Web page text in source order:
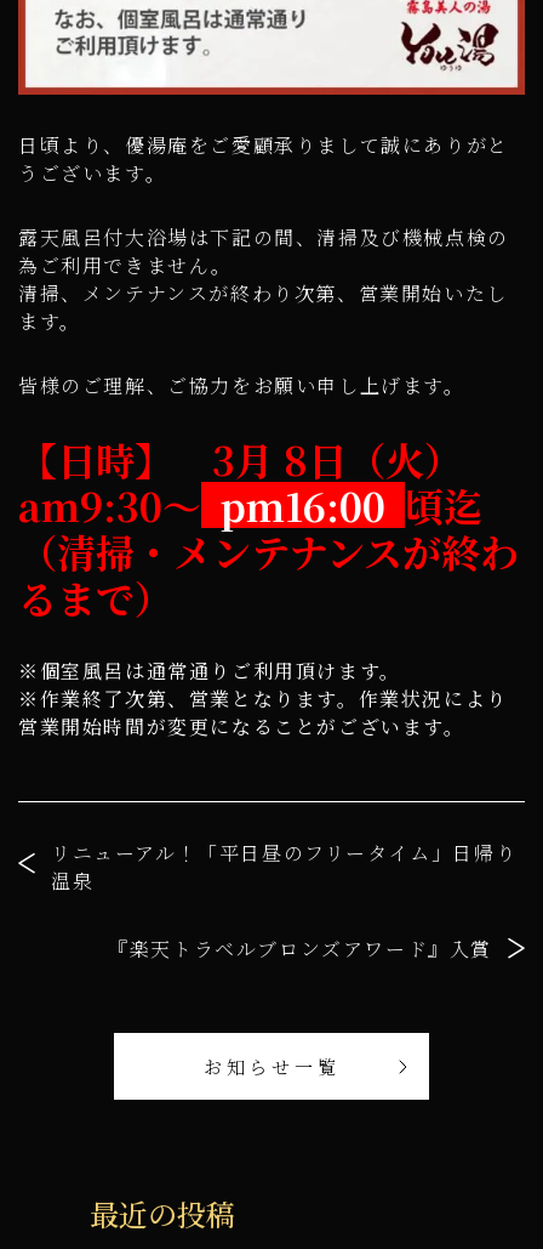
日頃より、優湯庵をご愛顧承りまして誠にありがと
うございます。
露天風呂付大浴場は下記の間、清掃及び機械点検の
為ご利用できません。
清掃、メンテナンスが終わり次第、営業開始いたし
ます。
皆様のご理解、ご協力をお願い申し上げます。
【日時】 3月 8日（火）
am9:30～ pm16:00 頃迄
（清掃・メンテナンスが終わ
るまで）
※個室風呂は通常通りご利用頂けます。
※作業終了次第、営業となります。作業状況により
営業開始時間が変更になることがございます。
リニューアル！「平日昼のフリータイム」日帰り
温泉
『楽天トラベルブロンズアワード』入賞
お知らせ一覧
最近の投稿